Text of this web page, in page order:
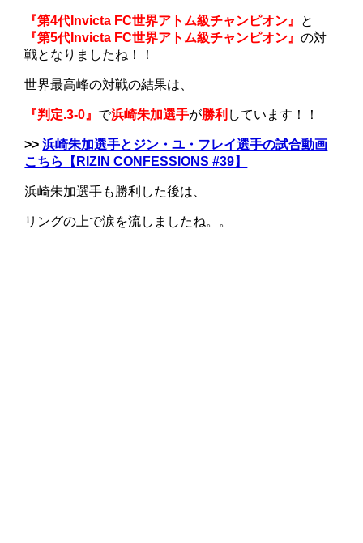
『第4代Invicta FC世界アトム級チャンピオン』 と
『第5代Invicta FC世界アトム級チャンピオン』の対
戦となりましたね！！
世界最高峰の対戦の結果は、
『判定.3-0』 で浜崎朱加選手が勝利 しています！！
>> 浜崎朱加選手とジン・ユ・フレイ選手の試合動画
こちら【RIZIN CONFESSIONS #39】
浜崎朱加選手も勝利した後は、
リングの上で涙を流しましたね。。